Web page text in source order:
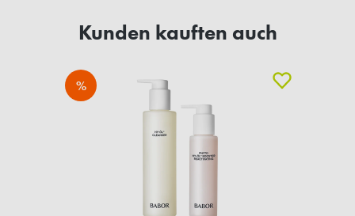
Kunden kauften auch
%